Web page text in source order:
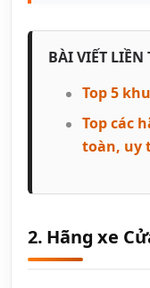
BÀI VIẾT LIỀN
Top 5
Top các
toàn, uy
2. Hãng xe